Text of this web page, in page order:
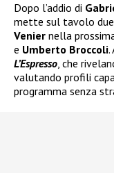
Dopo l’addio di
mette sul tavolo
Venier nella
e Umberto Broccoli.
L’Espresso, che
valutando profili
programma senza